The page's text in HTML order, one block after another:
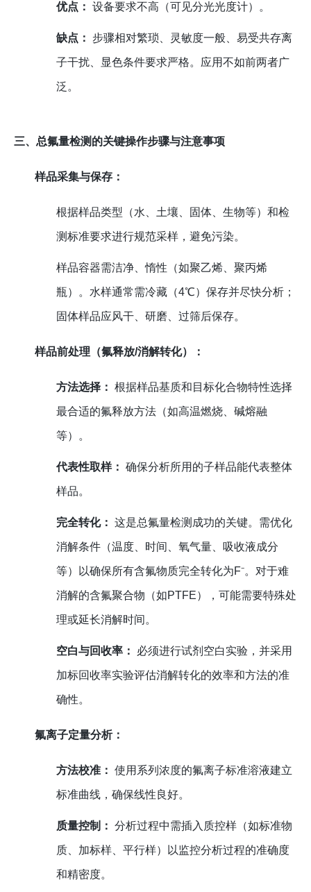
优点： 设备要求不高（可见分光光度计）。
缺点： 步骤相对繁琐、灵敏度一般、易受共存离
子干扰、显色条件要求严格。应用不如前两者广
泛。
三、总氟量检测的关键操作步骤与注意事项
样品采集与保存：
根据样品类型（水、土壤、固体、生物等）和检
测标准要求进行规范采样，避免污染。
样品容器需洁净、惰性（如聚乙烯、聚丙烯
瓶）。水样通常需冷藏（4℃）保存并尽快分析；
固体样品应风干、研磨、过筛后保存。
样品前处理（氟释放/消解转化）：
方法选择： 根据样品基质和目标化合物特性选择
最合适的氟释放方法（如高温燃烧、碱熔融
等）。
代表性取样： 确保分析所用的子样品能代表整体
样品。
完全转化： 这是总氟量检测成功的关键。需优化
消解条件（温度、时间、氧气量、吸收液成分
等）以确保所有含氟物质完全转化为F⁻。对于难
消解的含氟聚合物（如PTFE），可能需要特殊处
理或延长消解时间。
空白与回收率： 必须进行试剂空白实验，并采用
加标回收率实验评估消解转化的效率和方法的准
确性。
氟离子定量分析：
方法校准： 使用系列浓度的氟离子标准溶液建立
标准曲线，确保线性良好。
质量控制： 分析过程中需插入质控样（如标准物
质、加标样、平行样）以监控分析过程的准确度
和精密度。